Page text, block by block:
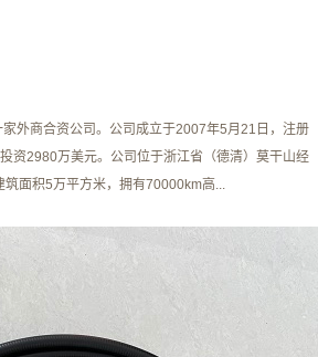
外商合资公司。公司成立于2007年5月21日，注册
资2980万美元。公司位于浙江省（德清）莫干山经
面积5万平方米，拥有70000km高...